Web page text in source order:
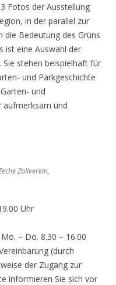
Fotos der Ausstellung
in der parallel zur
die Bedeutung des Grüns
ist eine Auswahl der
stehen beispielhaft für
und Parkgeschichte
und
aufmerksam und
Zollverein,
Uhr
– Do. 8.30 – 16.00
(durch
der Zugang zur
informieren Sie sich vor